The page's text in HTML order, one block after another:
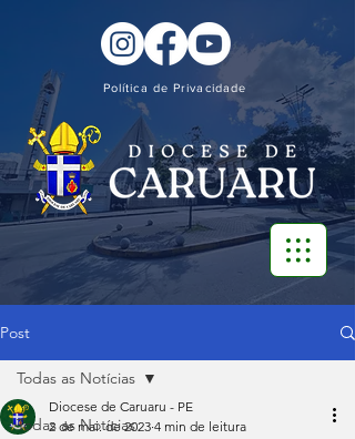
Política de Privacidade
Post
Todas as Notícias
Todas as Notícias
Diocese de Caruaru - PE
2 de mai. de 2023 4 min de leitura